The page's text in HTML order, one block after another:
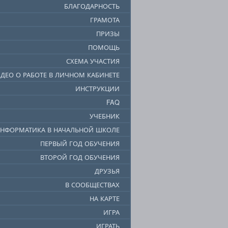
БЛАГОДАРНОСТЬ
ГРАМОТА
ПРИЗЫ
ПОМОЩЬ
СХЕМА УЧАСТИЯ
О РАБОТЕ В ЛИЧНОМ КАБИНЕТЕ
ИНСТРУКЦИИ
FAQ
УЧЕБНИК
В НАЧАЛЬНОЙ ШКОЛЕ
ПЕРВЫЙ ГОД ОБУЧЕНИЯ
ВТОРОЙ ГОД ОБУЧЕНИЯ
ДРУЗЬЯ
В СООБЩЕСТВАХ
НА КАРТЕ
ИГРА
ИГРАТЬ